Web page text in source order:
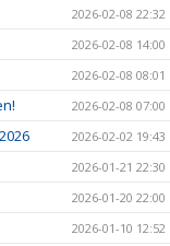
2026-02-08 22:32
2026-02-08 14:00
2026-02-08 08:01
2026-02-08 07:00
2026-02-02 19:43
2026-01-21 22:30
2026-01-20 22:00
2026-01-10 12:52